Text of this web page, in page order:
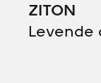
ZITON
Levende